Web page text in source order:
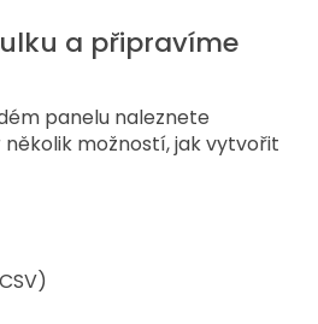
a připravíme
panelu naleznete
možností, jak vytvořit